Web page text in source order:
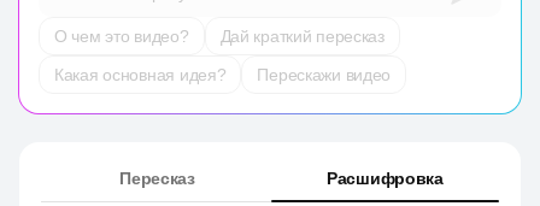
О чем это видео?
Дай краткий пересказ
Какая основная идея?
Перескажи видео
Пересказ Расшифровка